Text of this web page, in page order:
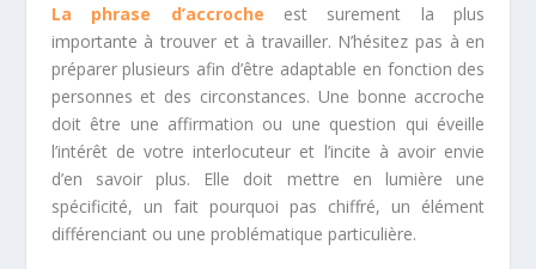
La phrase d’accroche est surement la plus
importante à trouver et à travailler. N’hésitez pas à en
préparer plusieurs afin d’être adaptable en fonction des
personnes et des circonstances. Une bonne accroche
doit être une affirmation ou une question qui éveille
l’intérêt de votre interlocuteur et l’incite à avoir envie
d’en savoir plus. Elle doit mettre en lumière une
spécificité, un fait pourquoi pas chiffré, un élément
différenciant ou une problématique particulière.